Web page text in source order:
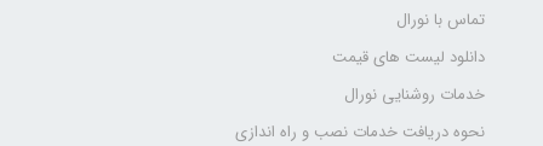
تماس با نورال
دانلود لیست های قیمت
خدمات روشنایی نورال
نحوه دریافت خدمات نصب و راه اندازی